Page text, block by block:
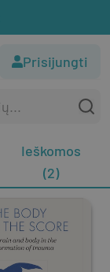
Prisijungti
Ieškomos
(2)